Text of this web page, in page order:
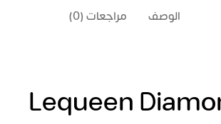
الوصف مراجعات (0)
Lequeen